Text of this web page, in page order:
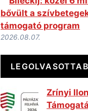
bővült a
támogató program
2026.08.07.
Zrínyi